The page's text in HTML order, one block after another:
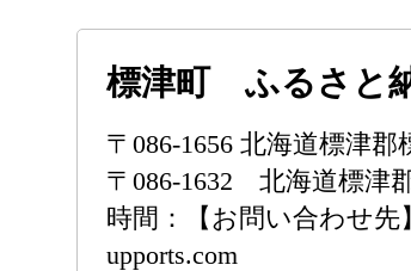
標津町 ふるさと
〒086-1656 北海道標津
〒086-1632 北海道標津
時間：【お問い合わせ先
upports.com